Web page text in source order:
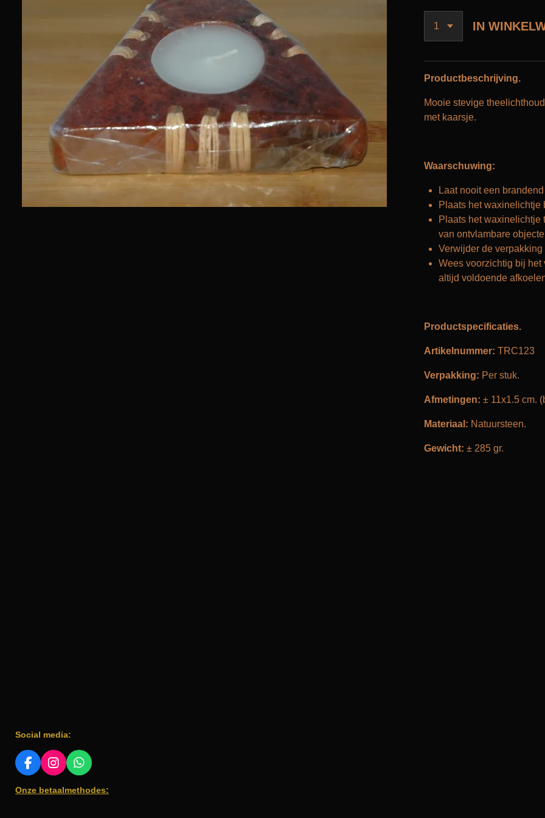
IN
Productbeschrijving.
Mooie stevige
met kaarsje.
Waarschuwing:
Laat nooit een
Plaats het waxinelichtje
Plaats het waxinelichtje
van ontvlambare
Verwijder de
Wees voorzichtig bij het
altijd voldoende
Productspecificaties.
Artikelnummer: TRC123
Verpakking: Per stuk.
Afmetingen: ± 11x1.5 cm.
Materiaal: Natuursteen.
Gewicht: ± 285 gr.
Social media:
F
C
I
S
W
A
Onze betaalmethodes: